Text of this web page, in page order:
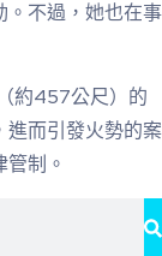
。不過，她也在事
約457公尺）的
進而引發火勢的案
制。